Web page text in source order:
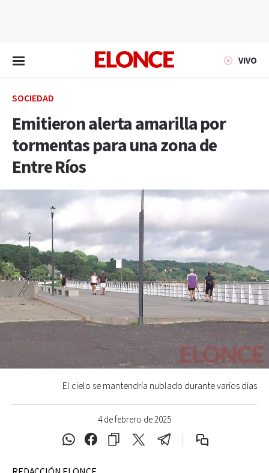
VIVO
SOCIEDAD
Emitieron alerta amarilla por
tormentas para una zona de
Entre Ríos
4 de febrero de 2025
El cielo se mantendría nublado durante varios días